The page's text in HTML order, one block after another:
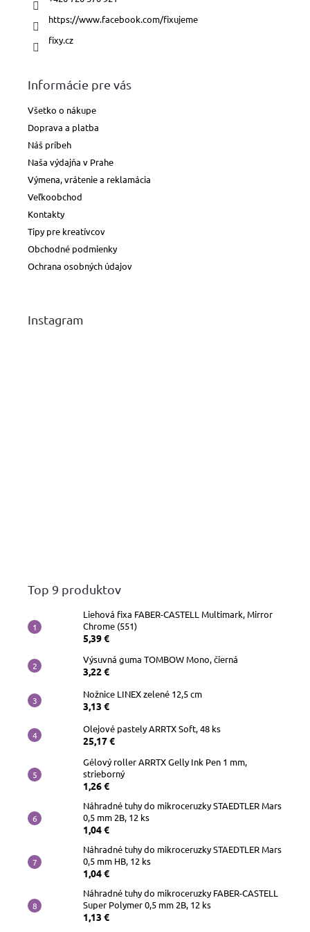
https://www.facebook.com/fixujeme
fixy.cz
Informácie pre vás
Všetko o nákupe
Doprava a platba
Náš príbeh
Naša výdajňa v Prahe
Výmena, vrátenie a reklamácia
Veľkoobchod
Kontakty
Tipy pre kreatívcov
Obchodné podmienky
Ochrana osobných údajov
Instagram
Top 9 produktov
Liehová fixa FABER-CASTELL Multimark, Mirror
Chrome (551)
5,39 €
Výsuvná guma TOMBOW Mono, čierná
3,22 €
Nožnice LINEX zelené 12,5 cm
3,13 €
Olejové pastely ARRTX Soft, 48 ks
25,17 €
Gélový roller ARRTX Gelly Ink Pen 1 mm,
strieborný
1,26 €
Náhradné tuhy do mikroceruzky STAEDTLER Mars
0,5 mm 2B, 12 ks
1,04 €
Náhradné tuhy do mikroceruzky STAEDTLER Mars
0,5 mm HB, 12 ks
1,04 €
Náhradné tuhy do mikroceruzky FABER-CASTELL
Super Polymer 0,5 mm 2B, 12 ks
1,13 €